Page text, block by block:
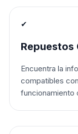
✔
Repuestos
Encuentra la
compatibles
funcionamiento